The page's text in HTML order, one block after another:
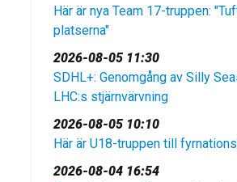
Här är nya Team 17-truppen:
platserna"
2026-08-05 11:30
SDHL+: Genomgång av Silly
LHC:s stjärnvärvning
2026-08-05 10:10
Här är U18-truppen till
2026-08-04 16:54